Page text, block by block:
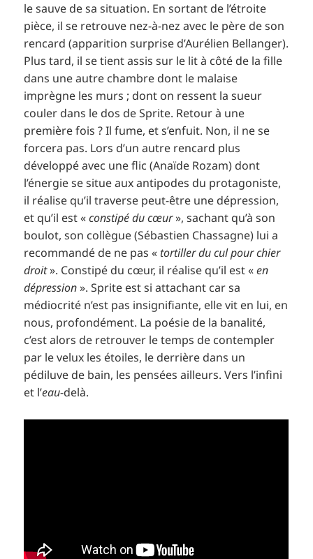
le sauve de sa situation. En sortant de l’étroite
pièce, il se retrouve nez-à-nez avec le père de son
rencard (apparition surprise d’Aurélien Bellanger).
Plus tard, il se tient assis sur le lit à côté de la fille
dans une autre chambre dont le malaise
imprègne les murs ; dont on ressent la sueur
couler dans le dos de Sprite. Retour à une
première fois ? Il fume, et s’enfuit. Non, il ne se
forcera pas. Lors d’un autre rencard plus
développé avec une flic (Anaïde Rozam) dont
l’énergie se situe aux antipodes du protagoniste,
il réalise qu’il traverse peut-être une dépression,
et qu’il est «constipé du cœur», sachant qu’à son
boulot, son collègue (Sébastien Chassagne) lui a
recommandé de ne pas «tortiller du cul pour chier
droit». Constipé du cœur, il réalise qu’il est «en
dépression». Sprite est si attachant car sa
médiocrité n’est pas insignifiante, elle vit en lui, en
nous, profondément. La poésie de la banalité,
c’est alors de retrouver le temps de contempler
par le velux les étoiles, le derrière dans un
pédiluve de bain, les pensées ailleurs. Vers l’infini
et l’eau-delà.